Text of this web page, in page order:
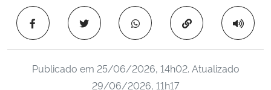
Ministério da Cidadania
Ministério da Saúde
Ministério de Minas e Energia
Copiar para área
Publicado em 25/06/2026, 14h02. Atualizado
29/06/2026, 11h17